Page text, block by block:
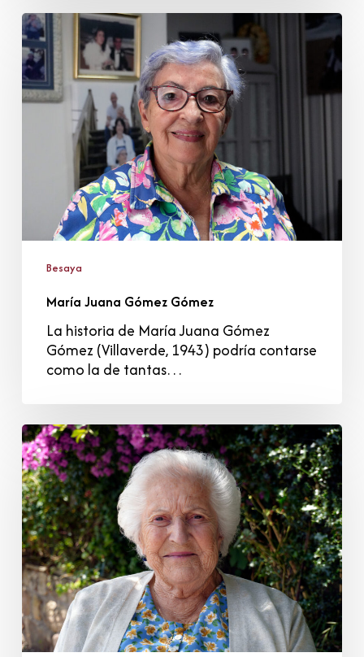
María
Juana
Gómez
Gómez
Besaya
María Juana Gómez Gómez
La historia de María Juana Gómez
Gómez (Villaverde, 1943) podría contarse
como la de tantas…
Cesárea
Pérez
Hoz